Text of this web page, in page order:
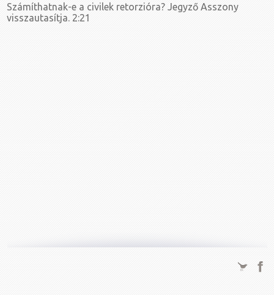
Számíthatnak-e a civilek retorzióra? Jegyző Asszony
visszautasítja. 2:21